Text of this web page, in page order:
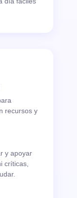
recursos y
y apoyar
críticas,